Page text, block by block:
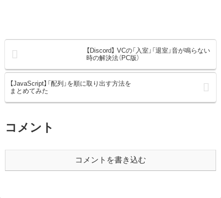
【Discord】 VCの「入室」「退室」音が鳴らない
時の解決法（PC版）
【JavaScript】「配列」を順に取り出す方法を
まとめてみた
コメント
コメントを書き込む